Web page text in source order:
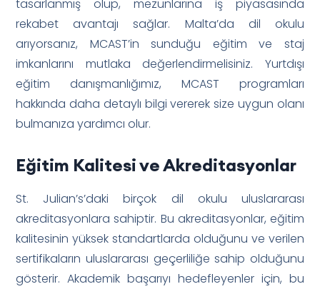
tasarlanmış olup, mezunlarına iş piyasasında
rekabet avantajı sağlar. Malta’da dil okulu
arıyorsanız, MCAST’in sunduğu eğitim ve staj
imkanlarını mutlaka değerlendirmelisiniz. Yurtdışı
eğitim danışmanlığımız, MCAST programları
hakkında daha detaylı bilgi vererek size uygun olanı
bulmanıza yardımcı olur.
Eğitim Kalitesi ve Akreditasyonlar
St. Julian’s’daki birçok dil okulu uluslararası
akreditasyonlara sahiptir. Bu akreditasyonlar, eğitim
kalitesinin yüksek standartlarda olduğunu ve verilen
sertifikaların uluslararası geçerliliğe sahip olduğunu
gösterir. Akademik başarıyı hedefleyenler için, bu